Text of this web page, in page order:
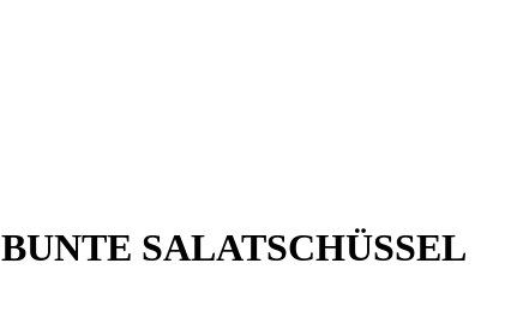
BUNTE SALATSCHÜSSEL